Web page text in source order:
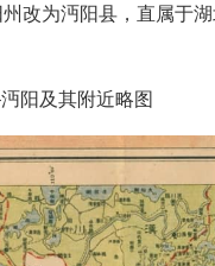
改为沔阳县，直属于
阳及其附近略图